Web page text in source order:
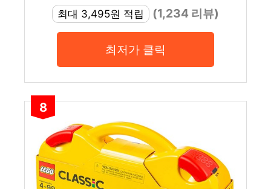
최대 3,495원 적립
(1,234 리뷰)
최저가 클릭
8